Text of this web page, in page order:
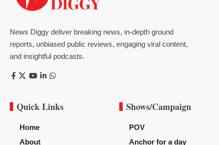
News Diggy deliver breaking news, in-depth ground
reports, unbiased public reviews, engaging viral content,
and insightful podcasts.
Quick Links
Home
About
Shows/Campaign
POV
Anchor for a day